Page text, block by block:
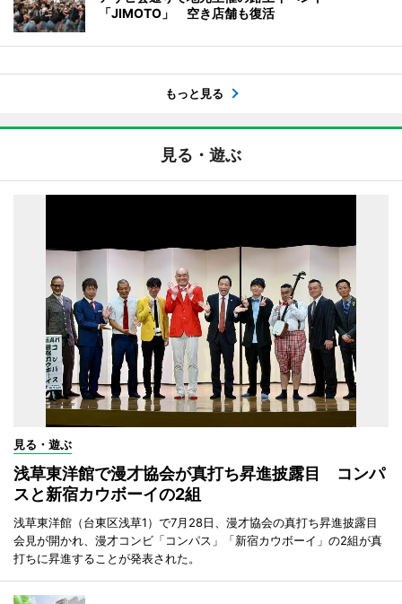
「JIMOTO」 空き店舗も復活
もっと見る
見る・遊ぶ
見る・遊ぶ
浅草東洋館で漫才協会が真打ち昇進披露目 コンパ
スと新宿カウボーイの2組
浅草東洋館（台東区浅草1）で7月28日、漫才協会の真打ち昇進披露目
会見が開かれ、漫才コンビ「コンパス」「新宿カウボーイ」の2組が真
打ちに昇進することが発表された。